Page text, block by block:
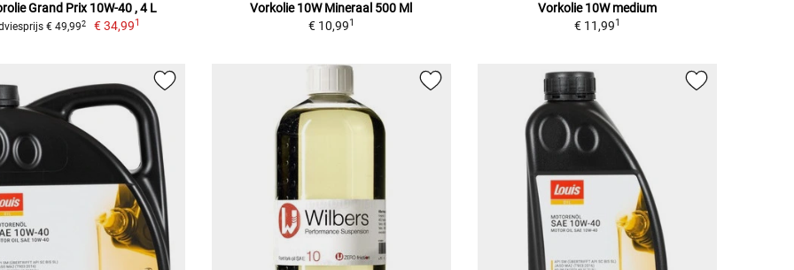
Grand Prix 10W-40 , 4 L
€ 49,992 € 34,991
Vorkolie 10W Mineraal 500 Ml
€ 10,991
Vorkolie 10W medium
€ 11,991